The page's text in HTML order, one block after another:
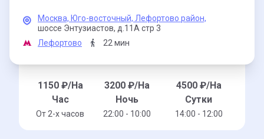
Москва, Юго-восточный, Лефортово район,
шоссе Энтузиастов, д.11А стр 3
Лефортово
22 мин
1150₽/На
Час
От 2-x часов
3200 ₽/На
Ночь
22:00 - 10:00
4500₽/На
Сутки
14:00 - 12:00